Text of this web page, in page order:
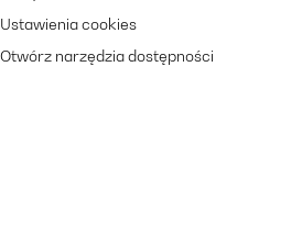
Ustawienia cookies
Otwórz narzędzia dostępności